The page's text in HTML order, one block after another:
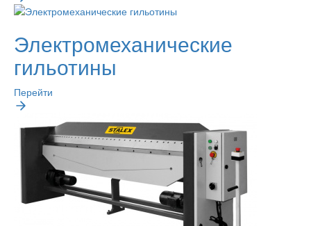
Электромеханические
гильотины
Перейти